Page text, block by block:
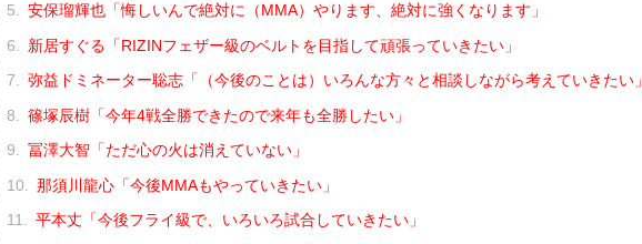
安保瑠輝也「悔しいんで絶対に（MMA）やります、絶対に強くなります」
新居すぐる「RIZINフェザー級のベルトを目指して頑張っていきたい」
弥益ドミネーター聡志「（今後のことは）いろんな方々と相談しながら考えていきたい
篠塚辰樹「今年4戦全勝できたので来年も全勝したい」
冨澤大智「ただ心の火は消えていない」
那須川龍心「今後MMAもやっていきたい」
平本丈「今後フライ級で、いろいろ試合していきたい」